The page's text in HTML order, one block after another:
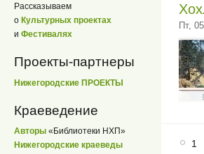
Рассказываем
о Культурных проектах
и Фестивалях
Проекты-партнеры
Нижегородские ПРОЕКТЫ
Краеведение
Авторы «Библиотеки НХП»
Нижегородские краеведы
Пт,
1